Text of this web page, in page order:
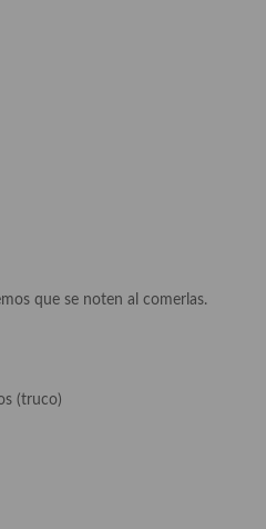
que se noten al comerlas.
(truco)